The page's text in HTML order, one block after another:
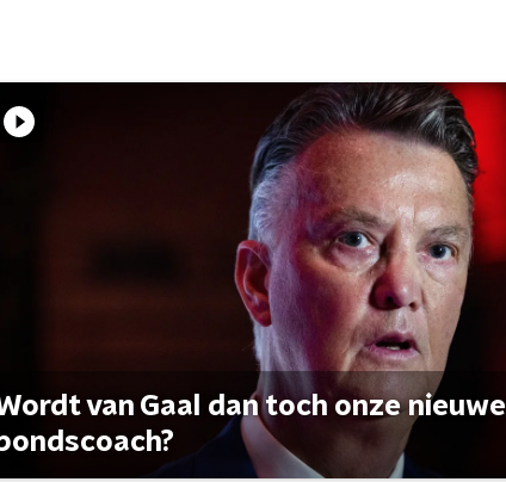
van Gaal dan toch onze nieuwe